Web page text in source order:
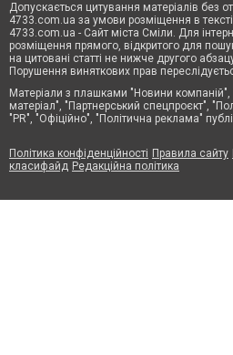
Допускається цитування матеріалів без
4733.com.ua за умови розміщення в
4733.com.ua - Сайт міста Сміли. Для
розміщення прямого, відкритого для
на цитовані статті не нижче другого
Порушення виняткових прав
Матеріали з плашками "Новини
матеріал", "Партнерський спецпроєкт",
"PR", "Офіційно", "Політична реклама"
Політика конфіденційності Правила сайту
класифайд Редакційна політика